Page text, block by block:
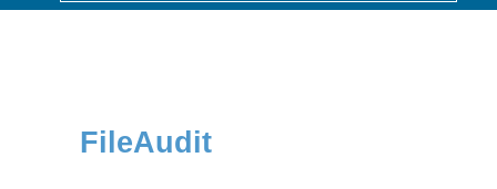
FileAudit